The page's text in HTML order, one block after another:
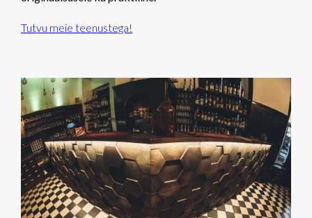
Tutvu meie teenustega!